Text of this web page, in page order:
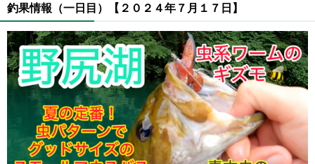
釣果情報（一日目）【２０２４年７月１７日】